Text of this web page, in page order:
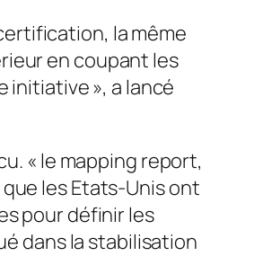
la même
en coupant les
initiative », a lancé
« le mapping report,
que les Etats-Unis ont
pour définir les
dans la stabilisation